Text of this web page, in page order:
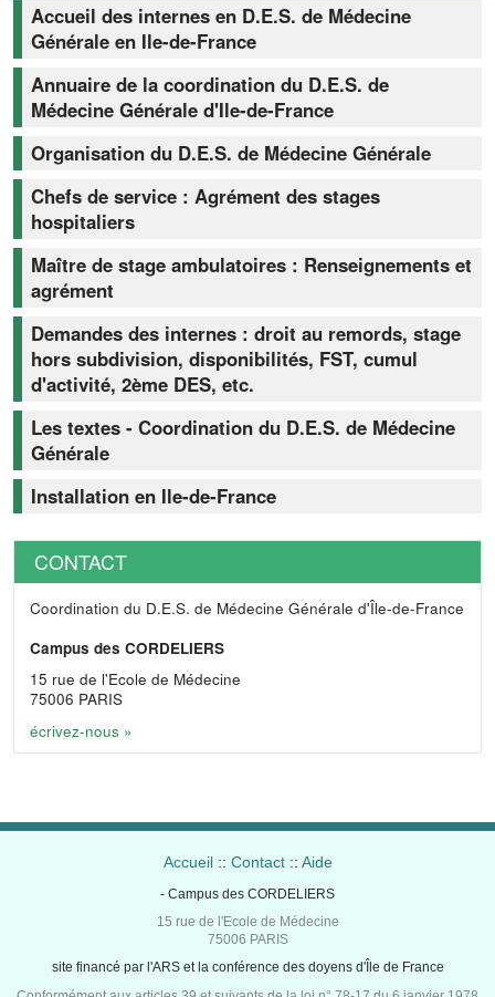
Accueil des internes en D.E.S. de Médecine
Générale en Ile-de-France
Annuaire de la coordination du D.E.S. de
Médecine Générale d'Ile-de-France
Organisation du D.E.S. de Médecine Générale
Chefs de service : Agrément des stages
hospitaliers
Maître de stage ambulatoires : Renseignements et
agrément
Demandes des internes : droit au remords, stage
hors subdivision, disponibilités, FST, cumul
d'activité, 2ème DES, etc.
Les textes - Coordination du D.E.S. de Médecine
Générale
Installation en Ile-de-France
CONTACT
Coordination du D.E.S. de Médecine Générale d'Île-de-France
Campus des CORDELIERS
15 rue de l'Ecole de Médecine
75006 PARIS
écrivez-nous »
Accueil:: Contact:: Aide
- Campus des CORDELIERS
15 rue de l'Ecole de Médecine
75006 PARIS
site financé par l'ARS et la conférence des doyens d'Île de France